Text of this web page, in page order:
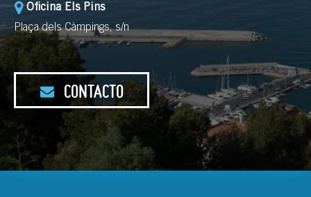
Oficina Els Pins
Plaça dels Càmpings, s/n
CONTACTO